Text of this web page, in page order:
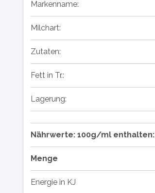
Markenname:
Milchart:
Zutaten:
Fett in Tr.:
Lagerung:
Nährwerte: 100g/ml enthalten:
Menge
Energie in KJ